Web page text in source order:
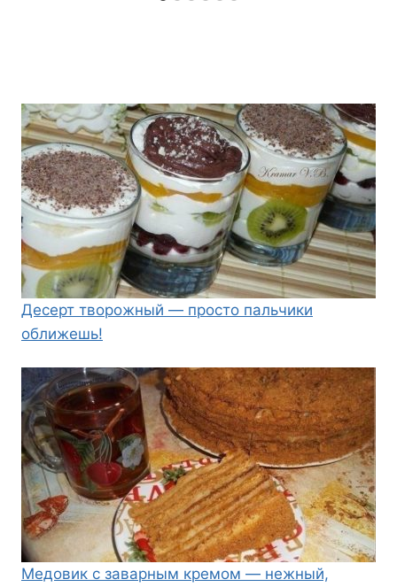
Десерт творожный — просто пальчики
оближешь!
Медовик с заварным кремом — нежный,